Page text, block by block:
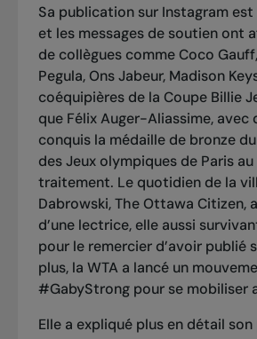
Sa publication sur Instagram
et les messages de soutien ont
de collègues comme Coco
Pegula, Ons Jabeur, Madison
coéquipières de la Coupe Billie
que Félix Auger-Aliassime, avec
conquis la médaille de bronze
des Jeux olympiques de Paris
traitement. Le quotidien de la
Dabrowski,The Ottawa Citizen,
d’une lectrice, elle aussi
pour le remercier d’avoir publié
plus, la WTA a lancé un
#GabyStrong pour se mobiliser
Elle a expliqué plus en détail